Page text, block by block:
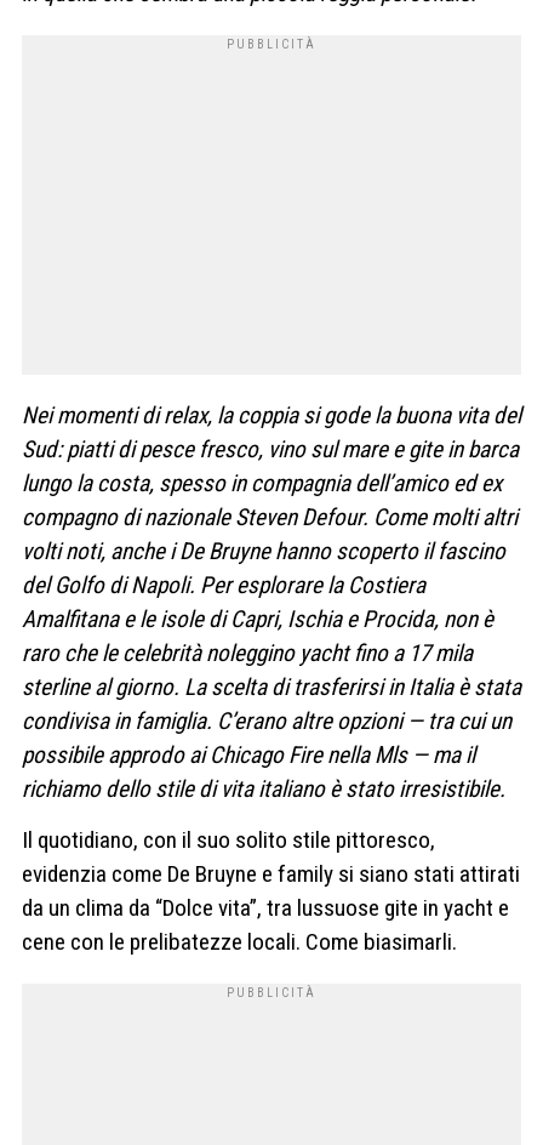
Nei momenti di relax, la coppia si gode la buona vita del
Sud: piatti di pesce fresco, vino sul mare e gite in barca
lungo la costa, spesso in compagnia dell’amico ed ex
compagno di nazionale Steven Defour. Come molti altri
volti noti, anche i De Bruyne hanno scoperto il fascino
del Golfo di Napoli. Per esplorare la Costiera
Amalfitana e le isole di Capri, Ischia e Procida, non è
raro che le celebrità noleggino yacht fino a 17 mila
sterline al giorno. La scelta di trasferirsi in Italia è stata
condivisa in famiglia. C’erano altre opzioni — tra cui un
possibile approdo ai Chicago Fire nella Mls — ma il
richiamo dello stile di vita italiano è stato irresistibile.
Il quotidiano, con il suo solito stile pittoresco,
evidenzia come De Bruyne e family si siano stati attirati
da un clima da “Dolce vita”, tra lussuose gite in yacht e
cene con le prelibatezze locali. Come biasimarli.